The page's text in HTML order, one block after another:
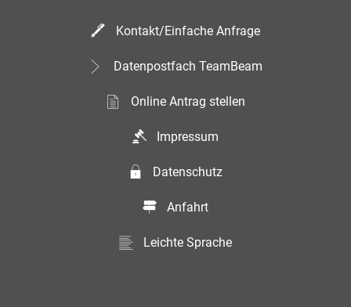
Kontakt/Einfache Anfrage
Datenpostfach TeamBeam
Online Antrag stellen
Impressum
Datenschutz
Anfahrt
Leichte Sprache